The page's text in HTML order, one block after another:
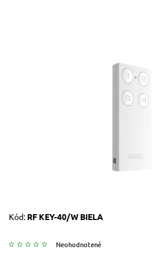
Kód: RF KEY-40/W BIELA
Neohodnotené